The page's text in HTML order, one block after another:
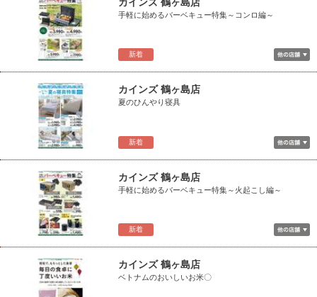
新着
手軽に始めるバーベキュー特集～コンロ編～
新着
カインズ 鶴ヶ島店
夏のひんやり寝具
新着
カインズ 鶴ヶ島店
手軽に始めるバーベキュー特集～火起こし編～
カインズ 鶴ヶ島店
ベトナムのおいしいお米〇